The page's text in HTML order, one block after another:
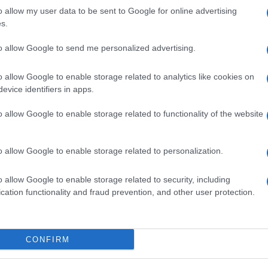
allow my user data to be sent to Google for online advertising
allow Google to send me personalized advertising.
allow Google to enable storage related to analytics like cookies on
identifiers in apps.
allow Google to enable storage related to functionality of the website
allow Google to enable storage related to personalization.
allow Google to enable storage related to security, including
functionality and fraud prevention, and other user protection.
CONFIRM
pozivajo naj bodo pozorni na bližajoče se nevihtne
na izpostavljenih mestih. "
kazensko odgovoren za javno spodbujanje sovraštva, nasilja ali
vsebinami bodo odstranjeni.
Radlje ob Dravi Mislinja